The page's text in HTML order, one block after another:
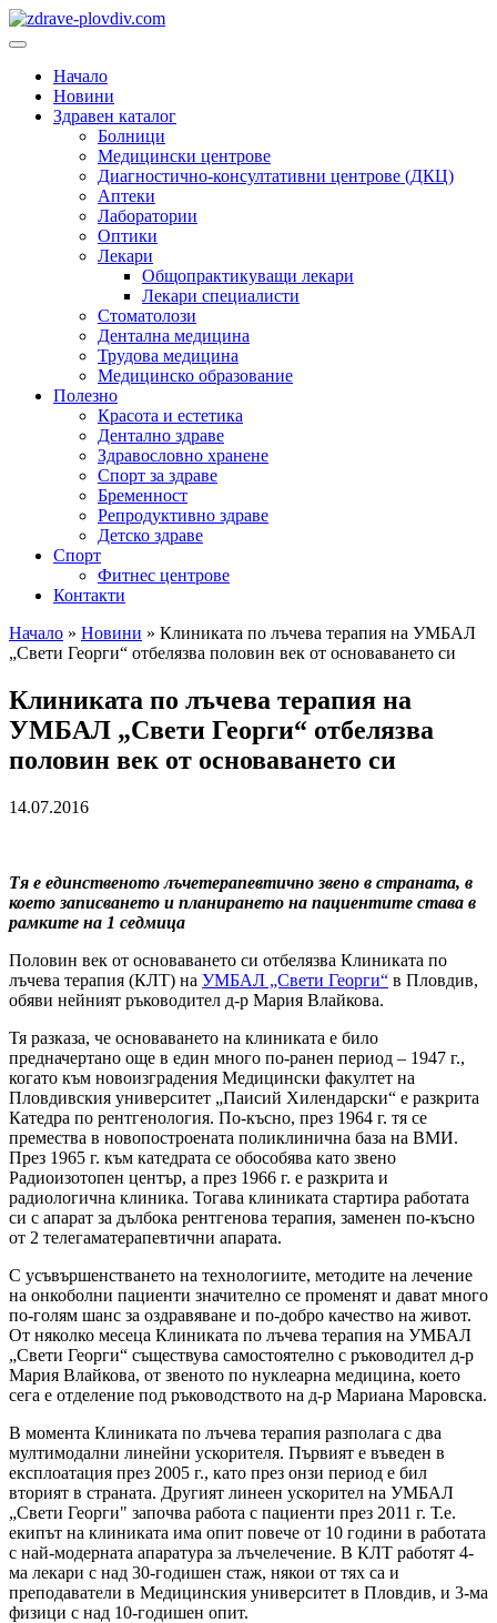
Преминете
към
Основно
Начало
Новини
Здравен каталог
Болници
Медицински центрове
Диагностично-консултативни центрове (ДКЦ)
Аптеки
Лаборатории
Оптики
Лекари
Общопрактикуващи лекари
Лекари специалисти
Стоматолози
Дентална медицина
Трудова медицина
Медицинско образование
Полезно
Красота и естетика
Дентално здраве
Здравословно хранене
Спорт за здраве
Бременност
Репродуктивно здраве
Детско здраве
Спорт
Фитнес центрове
Контакти
Начало » Новини » Клиниката по лъчева терапия на УМБАЛ
„Свети Георги“ отбелязва половин век от основаването си
Клиниката по лъчева терапия на
УМБАЛ „Свети Георги“ отбелязва
половин век от основаването си
14.07.2016
Тя е единственото лъчетерапевтично звено в страната, в
което записването и планирането на пациентите става в
рамките на 1 седмица
Половин век от основаването си отбелязва Клиниката по
лъчева терапия (КЛТ) на УМБАЛ „Свети Георги“ в Пловдив,
обяви нейният ръководител д-р Мария Влайкова.
Тя разказа, че основаването на клиниката е било
предначертано още в един много по-ранен период – 1947 г.,
когато към новоизградения Медицински факултет на
Пловдивския университет „Паисий Хилендарски“ е разкрита
Катедра по рентгенология. По-късно, през 1964 г. тя се
премества в новопостроената поликлинична база на ВМИ.
През 1965 г. към катедрата се обособява като звено
Радиоизотопен център, а през 1966 г. е разкрита и
радиологична клиника. Тогава клиниката стартира работата
си с апарат за дълбока рентгенова терапия, заменен по-късно
от 2 телегаматерапевтични апарата.
С усъвършенстването на технологиите, методите на лечение
на онкоболни пациенти значително се променят и дават много
по-голям шанс за оздравяване и по-добро качество на живот.
От няколко месеца Клиниката по лъчева терапия на УМБАЛ
„Свети Георги“ съществува самостоятелно с ръководител д-р
Мария Влайкова, от звеното по нуклеарна медицина, което
сега е отделение под ръководството на д-р Мариана Маровска.
В момента Клиниката по лъчева терапия разполага с два
мултимодални линейни ускорителя. Първият е въведен в
експлоатация през 2005 г., като през онзи период е бил
вторият в страната. Другият линеен ускорител на УМБАЛ
„Свети Георги" започва работа с пациенти през 2011 г. Т.е.
екипът на клиниката има опит повече от 10 години в работата
с най-модерната апаратура за лъчелечение. В КЛТ работят 4-
ма лекари с над 30-годишен стаж, някои от тях са и
преподаватели в Медицинския университет в Пловдив, и 3-ма
физици с над 10-годишен опит.